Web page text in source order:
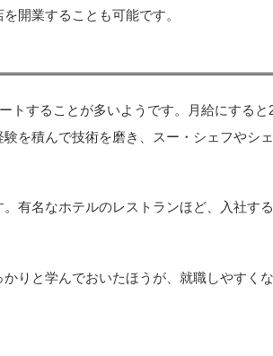
開業することも可能です。
トすることが多いようです。月給にすると
を積んで技術を磨き、スー・シェフやシェ
有名なホテルのレストランほど、入社する
りと学んでおいたほうが、就職しやすくな